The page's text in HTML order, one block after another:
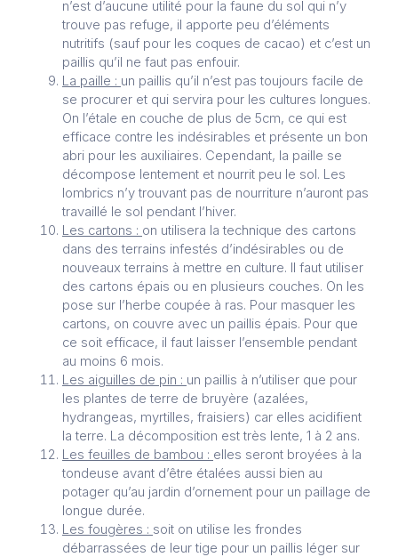
n’est d’aucune utilité pour la faune du sol qui n’y
trouve pas refuge, il apporte peu d’éléments
nutritifs (sauf pour les coques de cacao) et c’est un
paillis qu’il ne faut pas enfouir.
La paille : un paillis qu’il n’est pas toujours facile de
se procurer et qui servira pour les cultures longues.
On l’étale en couche de plus de 5cm, ce qui est
efficace contre les indésirables et présente un bon
abri pour les auxiliaires. Cependant, la paille se
décompose lentement et nourrit peu le sol. Les
lombrics n’y trouvant pas de nourriture n’auront pas
travaillé le sol pendant l’hiver.
Les cartons : on utilisera la technique des cartons
dans des terrains infestés d’indésirables ou de
nouveaux terrains à mettre en culture. Il faut utiliser
des cartons épais ou en plusieurs couches. On les
pose sur l’herbe coupée à ras. Pour masquer les
cartons, on couvre avec un paillis épais. Pour que
ce soit efficace, il faut laisser l’ensemble pendant
au moins 6 mois.
Les aiguilles de pin : un paillis à n’utiliser que pour
les plantes de terre de bruyère (azalées,
hydrangeas, myrtilles, fraisiers) car elles acidifient
la terre. La décomposition est très lente, 1 à 2 ans.
Les feuilles de bambou : elles seront broyées à la
tondeuse avant d’être étalées aussi bien au
potager qu’au jardin d’ornement pour un paillage de
longue durée.
Les fougères : soit on utilise les frondes
débarrassées de leur tige pour un paillis léger sur